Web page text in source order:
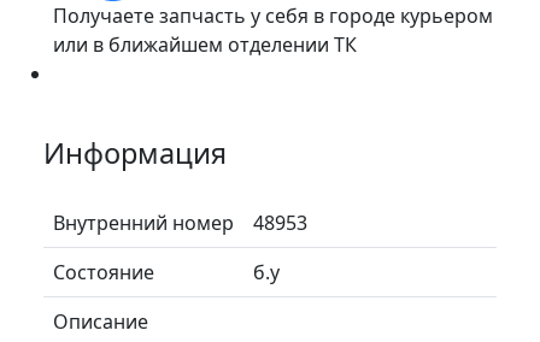
Получаете запчасть у себя в городе курьером
или в ближайшем отделении ТК
Информация
Внутренний номер
48953
Состояние
б.у
Описание